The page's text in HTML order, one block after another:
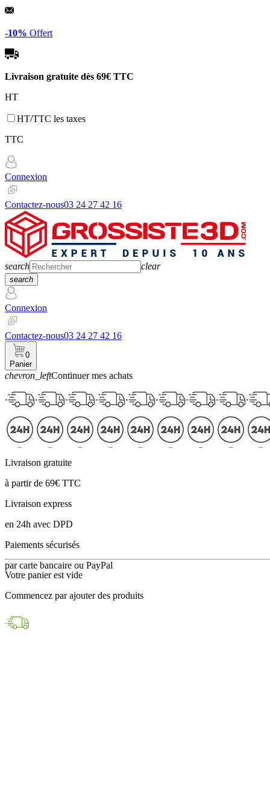
Panneau de gestion des cookies
-10% Offert
Livraison gratuite dès 69€ TTC
HT
HT/TTC les taxes
TTC
Connexion
Contactez-nous03 24 27 42 16
search clear
search
Connexion
Contactez-nous03 24 27 42 16
0
Panier
chevron_leftContinuer mes achats
Panier
en 24h avec DPD
Paiements sécurisés
par carte bancaire ou PayPal
Votre panier est vide
Commencez par ajouter des produits